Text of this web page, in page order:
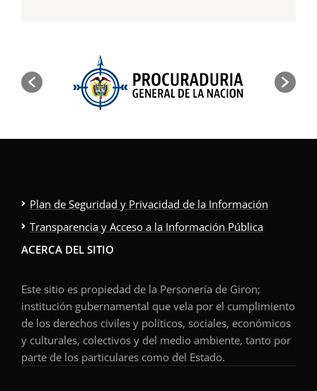
Plan de Seguridad y Privacidad de la Información
Transparencia y Acceso a la Información Pública
ACERCA DEL SITIO
Este sitio es propiedad de la Personería de Giron;
institución gubernamental que vela por el cumplimiento
de los derechos civiles y políticos, sociales, económicos
y culturales, colectivos y del medio ambiente, tanto por
parte de los particulares como del Estado.